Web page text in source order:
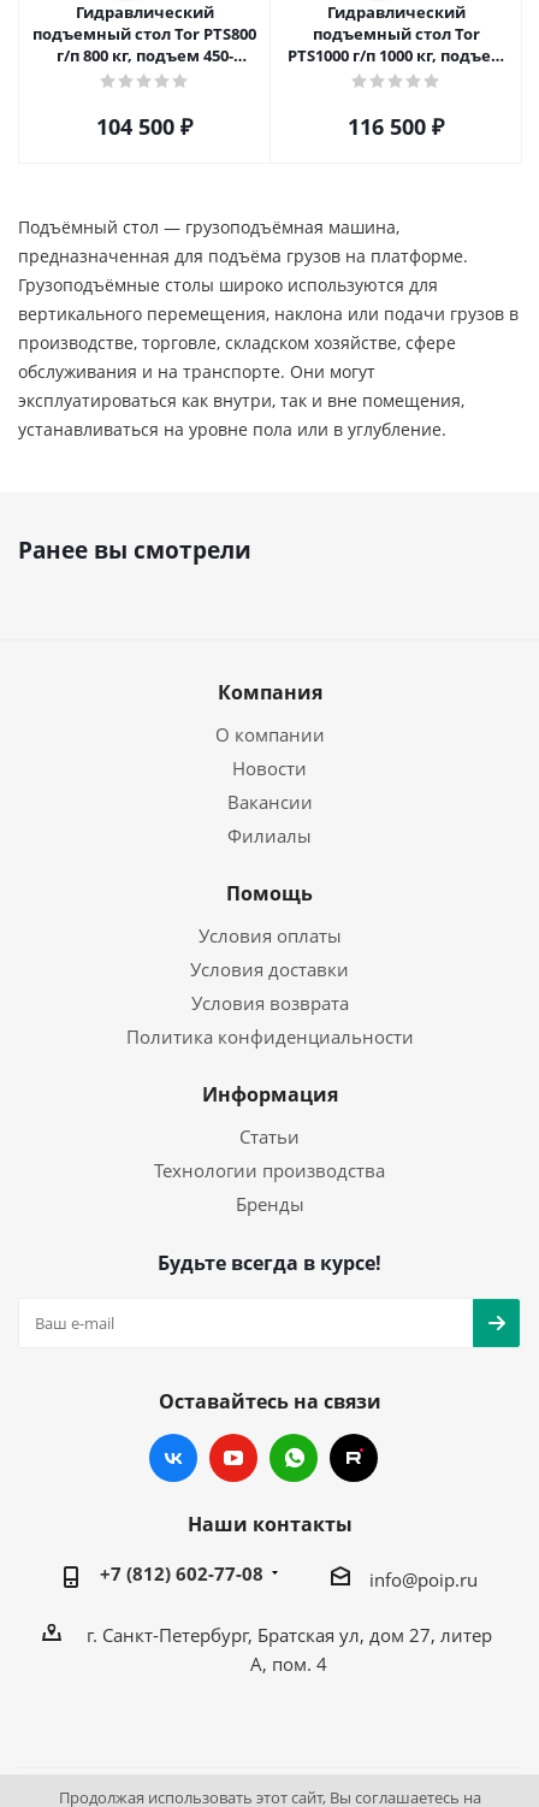
Гидравлический
подъемный стол Tor PTS800
г/п 800 кг, подъем 450-
1500mm
104 500 ₽
Гидравлический
подъемный стол Tor
PTS1000 г/п 1000 кг, подъем
500-1700mm
116 500 ₽
Подъёмный стол — грузоподъёмная машина,
предназначенная для подъёма грузов на платформе.
Грузоподъёмные столы широко используются для
вертикального перемещения, наклона или подачи грузов в
производстве, торговле, складском хозяйстве, сфере
обслуживания и на транспорте. Они могут
эксплуатироваться как внутри, так и вне помещения,
устанавливаться на уровне пола или в углубление.
Ранее вы смотрели
Компания
О компании
Новости
Вакансии
Филиалы
Помощь
Условия оплаты
Условия доставки
Условия возврата
Политика конфиденциальности
Информация
Статьи
Технологии производства
Бренды
Будьте всегда в курсе!
Оставайтесь на связи
Наши контакты
+7 (812) 602-77-08 info@poip.ru
г. Санкт-Петербург, Братская ул, дом 27, литер
А, пом. 4
Продолжая использовать этот сайт, Вы соглашаетесь на